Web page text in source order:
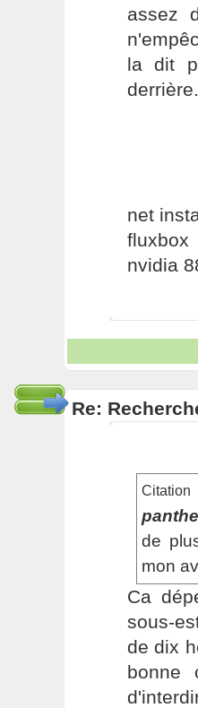
assez
la dit
net
fluxbox
nvidia
Re:
Citation
de
mon
Ca
sous-
de dix
bonne